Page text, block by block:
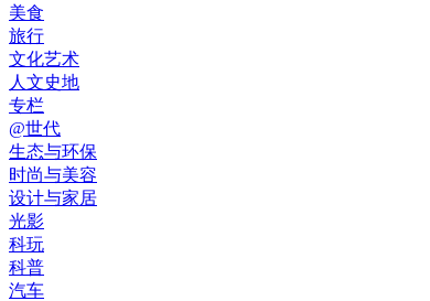
美食
旅行
文化艺术
人文史地
专栏
@世代
生态与环保
时尚与美容
设计与家居
光影
科玩
科普
汽车